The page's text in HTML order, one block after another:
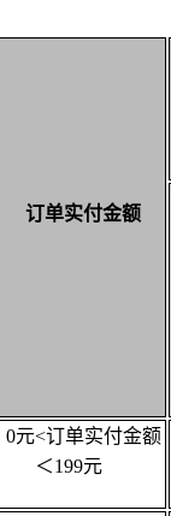
订单实付金额
0元<订单实付金额
＜199元